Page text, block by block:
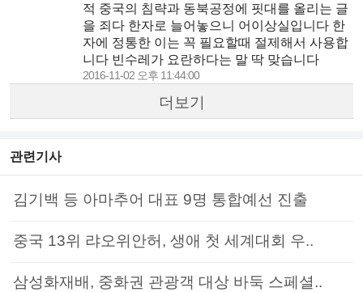
적 중국의 침략과 동북공정에 핏대를 올리는 글
을 죄다 한자로 늘어놓으니 어이상실입니다 한
자에 정통한 이는 꼭 필요할때 절제해서 사용합
니다 빈수레가 요란하다는 말 딱 맞습니다
2016-11-02 오후 11:44:00
더보기
관련기사
김기백 등 아마추어 대표 9명 통합예선 진출
중국 13위 랴오위안허, 생애 첫 세계대회 우..
삼성화재배, 중화권 관광객 대상 바둑 스페셜..